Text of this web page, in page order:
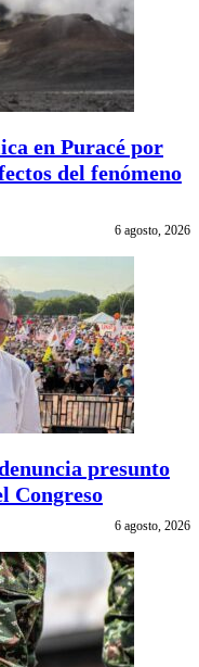
en Puracé por
del fenómeno
6 agosto, 2026
presunto
Congreso
6 agosto, 2026